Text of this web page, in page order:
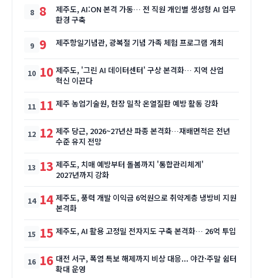
8
제주도, AI:ON 본격 가동… 전 직원 개인별 생성형 AI 업무
환경 구축
9 제주항일기념관, 광복절 기념 가족 체험 프로그램 개최
10 제주도, '그린 AI 데이터센터' 구상 본격화… 지역 산업
혁신 이끈다
11 제주 농업기술원, 현장 밀착 온열질환 예방 활동 강화
12 제주 당근, 2026~27년산 파종 본격화…재배면적은 전년
수준 유지 전망
13 제주도, 치매 예방부터 돌봄까지 '통합관리체계'
2027년까지 강화
14 제주도, 풍력 개발 이익금 6억원으로 취약계층 냉방비 지원
본격화
15 제주도, AI 활용 고정밀 전자지도 구축 본격화… 26억 투입
16 대전 서구, 폭염 특보 해제까지 비상 대응... 야간·주말 쉼터
확대 운영